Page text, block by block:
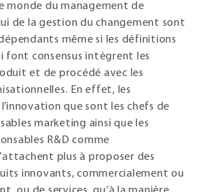
monde du management de
de la gestion du changement sont
même si les définitions
font consensus intègrent les
et de procédé avec les
En effet, les
que sont les chefs de
marketing ainsi que les
R&D comme
plus à proposer des
innovants, commercialement ou